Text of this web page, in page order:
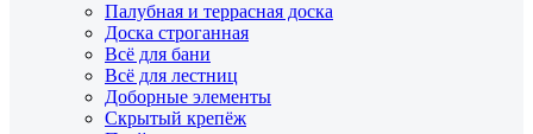
Палубная и террасная доска
Доска строганная
Всё для бани
Всё для лестниц
Доборные элементы
Скрытый крепёж